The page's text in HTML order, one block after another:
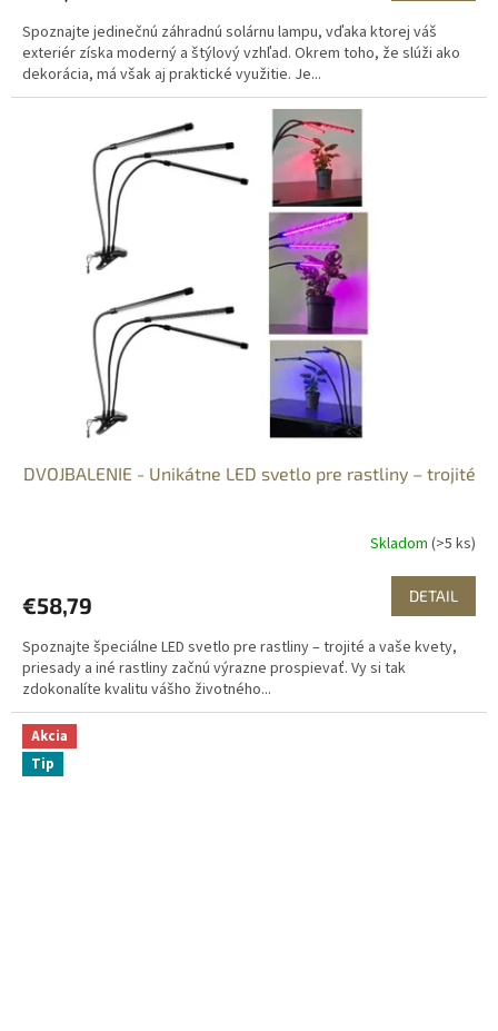
Spoznajte jedinečnú záhradnú solárnu lampu, vďaka ktorej váš
exteriér získa moderný a štýlový vzhľad. Okrem toho, že slúži ako
dekorácia, má však aj praktické využitie. Je...
DVOJBALENIE - Unikátne LED svetlo pre rastliny – trojité
Skladom (>5 ks)
€58,79 DETAIL
Spoznajte špeciálne LED svetlo pre rastliny – trojité a vaše kvety,
priesady a iné rastliny začnú výrazne prospievať. Vy si tak
zdokonalíte kvalitu vášho životného...
Akcia
Tip